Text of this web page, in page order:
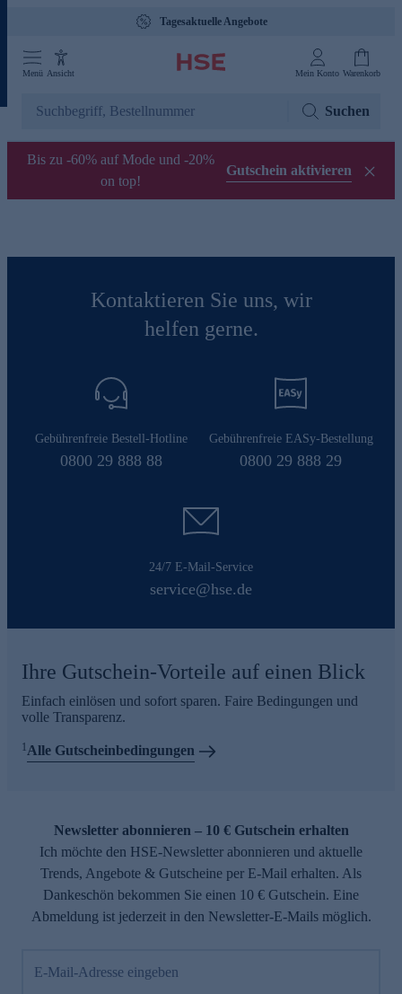
Tagesaktuelle Angebote
Menü Ansicht Mein Konto Warenkorb
Suchen
Bis zu -60% auf Mode und -20%
on top!
Gutschein aktivieren
Kontaktieren Sie uns, wir
helfen gerne.
Gebührenfreie Bestell-Hotline
0800 29 888 88
Gebührenfreie EASy-Bestellung
0800 29 888 29
24/7 E-Mail-Service
service@hse.de
Ihre Gutschein-Vorteile auf einen Blick
Einfach einlösen und sofort sparen. Faire Bedingungen und
volle Transparenz.
1Alle Gutscheinbedingungen
Newsletter abonnieren – 10 € Gutschein erhalten
Ich möchte den HSE-Newsletter abonnieren und aktuelle
Trends, Angebote & Gutscheine per E-Mail erhalten. Als
Dankeschön bekommen Sie einen 10 € Gutschein. Eine
Abmeldung ist jederzeit in den Newsletter-E-Mails möglich.
E-Mail-Adresse eingeben